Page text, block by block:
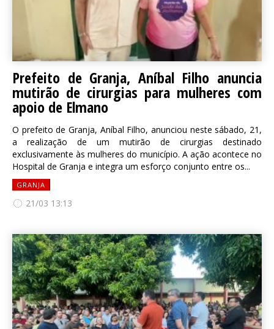
Prefeito de Granja, Aníbal Filho anuncia
mutirão de cirurgias para mulheres com
apoio de Elmano
O prefeito de Granja, Aníbal Filho, anunciou neste sábado, 21,
a realização de um mutirão de cirurgias destinado
exclusivamente às mulheres do município. A ação acontece no
Hospital de Granja e integra um esforço conjunto entre os...
GRANJA
21/03 13:13